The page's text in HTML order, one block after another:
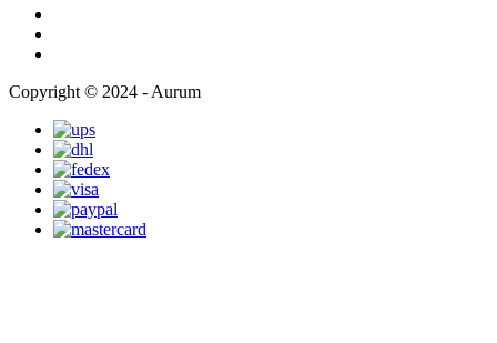
Copyright © 2024 - Aurum